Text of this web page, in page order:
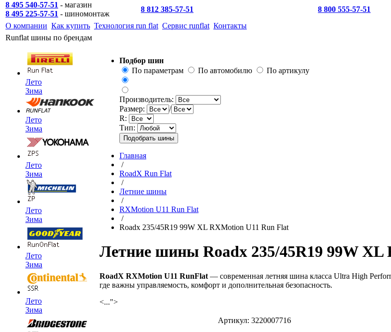
8 495 540-57-51 - магазин
8 495 225-57-51 - шиномонтаж
8 812 385-57-51
8 800 555-57-51
О компании Как купить Технология run flat Сервис runflat Контакты
Runflat шины по брендам
Лето
Зима
Лето
Зима
Лето
Зима
Лето
Зима
Лето
Зима
Лето
Зима
Подбор шин
По параметрам
По автомобилю По артикулу
Производитель:
Размер:
/
R:
Тип:
Главная
/
RoadX Run Flat
/
Летние шины
/
RXMotion U11 Run Flat
/
Roadx 235/45R19 99W XL RXMotion U11 Run Flat
Летние шины Roadx 235/45R19 99W
RoadX RXMotion U11 RunFlat — современная летняя шина класса Ultra High
где важны управляемость, комфорт и дополнительная безопасность.
<...">
Артикул: 3220007716